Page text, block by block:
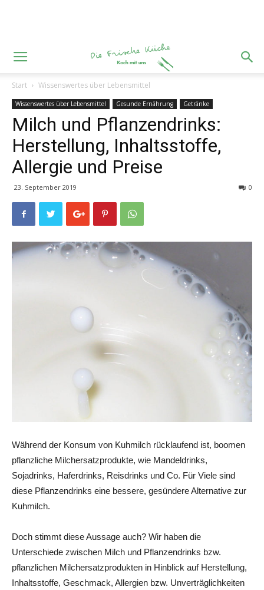
Start Wissenswertes über Lebensmittel
Wissenswertes über Lebensmittel Gesunde Ernährung Getränke
Milch und Pflanzendrinks:
Herstellung, Inhaltsstoffe,
Allergie und Preise
23. September 2019 0
Während der Konsum von Kuhmilch rücklaufend ist, boomen
pflanzliche Milchersatzprodukte, wie Mandeldrinks,
Sojadrinks, Haferdrinks, Reisdrinks und Co. Für Viele sind
diese Pflanzendrinks eine bessere, gesündere Alternative zur
Kuhmilch.
Doch stimmt diese Aussage auch? Wir haben die
Unterschiede zwischen Milch und Pflanzendrinks bzw.
pflanzlichen Milchersatzprodukten in Hinblick auf Herstellung,
Inhaltsstoffe, Geschmack, Allergien bzw. Unverträglichkeiten